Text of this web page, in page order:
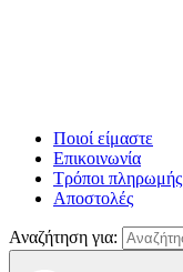
Ποιοί είμαστε
Επικοινωνία
Τρόποι πληρωμής
Αποστολές
Αναζήτηση για: